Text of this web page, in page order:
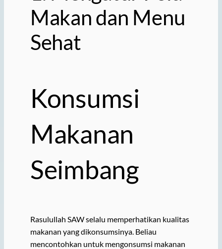
Makan dan Menu
Sehat
Konsumsi
Makanan
Seimbang
Rasulullah SAW selalu memperhatikan kualitas
makanan yang dikonsumsinya. Beliau
mencontohkan untuk mengonsumsi makanan